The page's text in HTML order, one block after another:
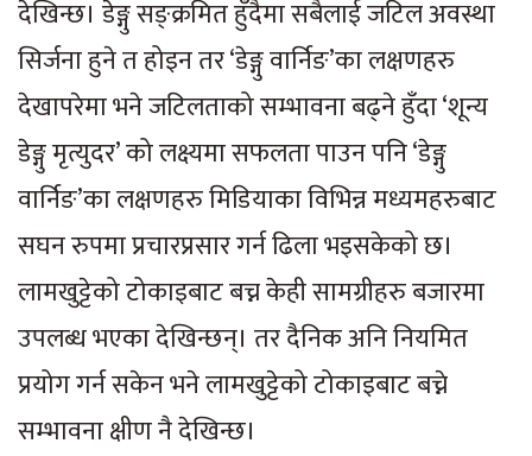
देखिन्छ। डेङ्गु सङ्क्रमित हुँदैमा सबैलाई जटिल अवस्था
सिर्जना हुने त होइन तर ‘डेङ्गु वार्निङ’का लक्षणहरु
देखापरेमा भने जटिलताको सम्भावना बढ्ने हुँदा ‘शून्य
डेङ्गु मृत्युदर’ को लक्ष्यमा सफलता पाउन पनि ‘डेङ्गु
वार्निङ’का लक्षणहरु मिडियाका विभिन्न मध्यमहरुबाट
सघन रुपमा प्रचारप्रसार गर्न ढिला भइसकेको छ।
लामखुट्टेको टोकाइबाट बच्न केही सामग्रीहरु बजारमा
उपलब्ध भएका देखिन्छन्। तर दैनिक अनि नियमित
प्रयोग गर्न सकेन भने लामखुट्टेको टोकाइबाट बच्ने
सम्भावना क्षीण नै देखिन्छ।